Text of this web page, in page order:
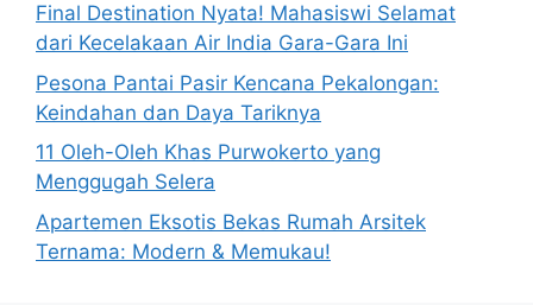
Final Destination Nyata! Mahasiswi Selamat
dari Kecelakaan Air India Gara-Gara Ini
Pesona Pantai Pasir Kencana Pekalongan:
Keindahan dan Daya Tariknya
11 Oleh-Oleh Khas Purwokerto yang
Menggugah Selera
Apartemen Eksotis Bekas Rumah Arsitek
Ternama: Modern & Memukau!